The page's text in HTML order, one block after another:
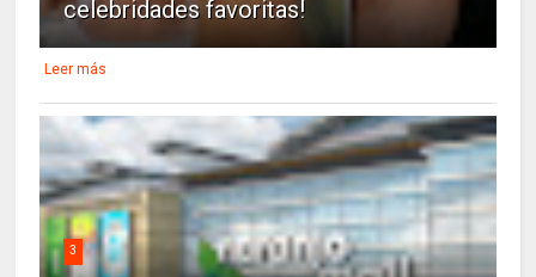
celebridades favoritas!
Leer más
3